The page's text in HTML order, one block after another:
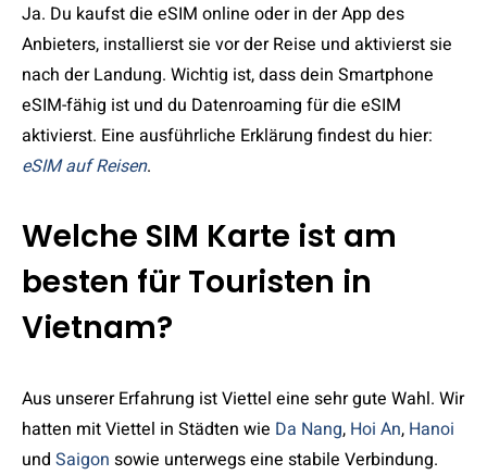
Ja. Du kaufst die eSIM online oder in der App des
Anbieters, installierst sie vor der Reise und aktivierst sie
nach der Landung. Wichtig ist, dass dein Smartphone
eSIM-fähig ist und du Datenroaming für die eSIM
aktivierst. Eine ausführliche Erklärung findest du hier:
eSIM auf Reisen.
Welche SIM Karte ist am
besten für Touristen in
Vietnam?
Aus unserer Erfahrung ist Viettel eine sehr gute Wahl. Wir
hatten mit Viettel in Städten wie Da Nang, Hoi An, Hanoi
und Saigon sowie unterwegs eine stabile Verbindung.